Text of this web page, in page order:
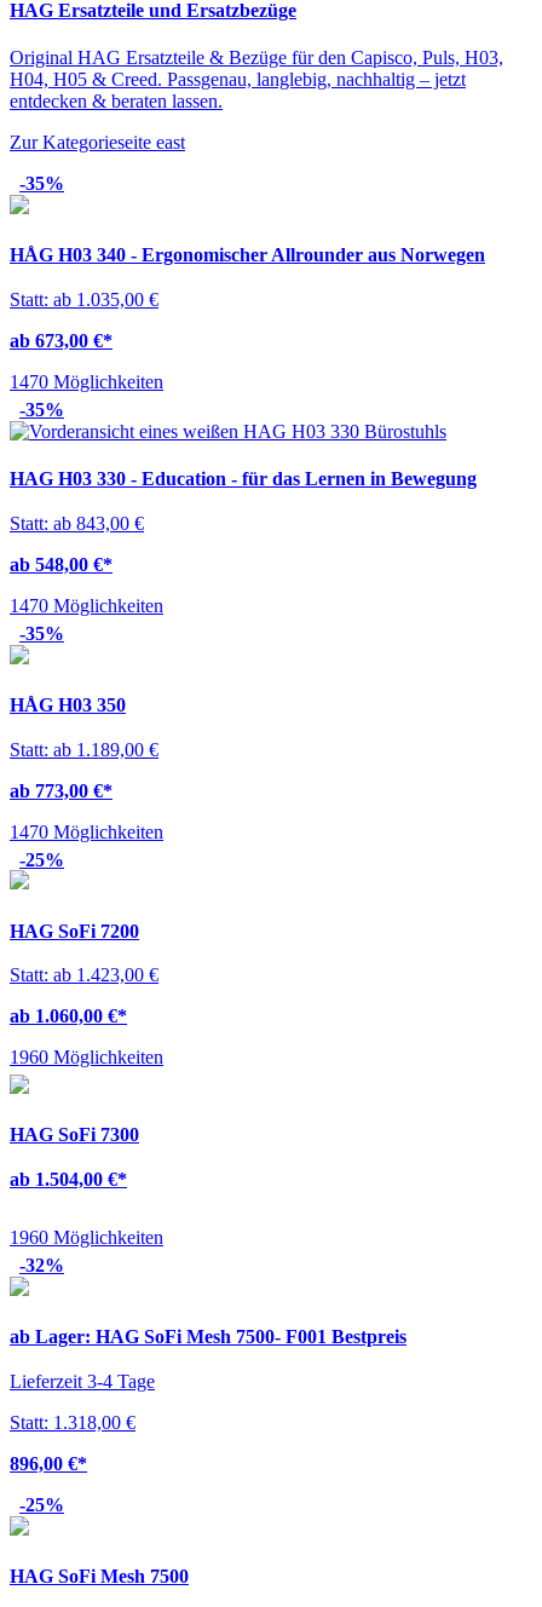
HAG Ersatzteile und Ersatzbezüge
Original HAG Ersatzteile & Bezüge für den Capisco, Puls, H03,
H04, H05 & Creed. Passgenau, langlebig, nachhaltig – jetzt
entdecken & beraten lassen.
Zur Kategorieseite east
-35%
HÅG H03 340 - Ergonomischer Allrounder aus Norwegen
Statt: ab 1.035,00 €
ab 673,00 €*
1470 Möglichkeiten
-35%
HAG H03 330 - Education - für das Lernen in Bewegung
Statt: ab 843,00 €
ab 548,00 €*
1470 Möglichkeiten
-35%
HÅG H03 350
Statt: ab 1.189,00 €
ab 773,00 €*
1470 Möglichkeiten
-25%
HAG SoFi 7200
Statt: ab 1.423,00 €
ab 1.060,00 €*
1960 Möglichkeiten
HAG SoFi 7300
ab 1.504,00 €*
1960 Möglichkeiten
-32%
ab Lager: HAG SoFi Mesh 7500- F001 Bestpreis
Lieferzeit 3-4 Tage
Statt: 1.318,00 €
896,00 €*
-25%
HAG SoFi Mesh 7500